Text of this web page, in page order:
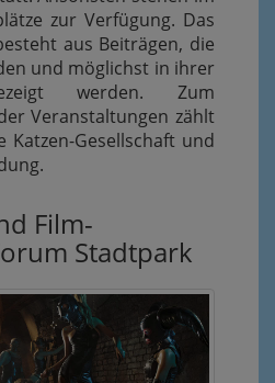
zur Verfügung. Das
aus Beiträgen, die
und möglichst in ihrer
werden. Zum
Veranstaltungen zählt
Gesellschaft und
Film-
Stadtpark